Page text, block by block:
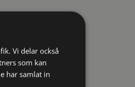
Vi delar också
som kan
har samlat in